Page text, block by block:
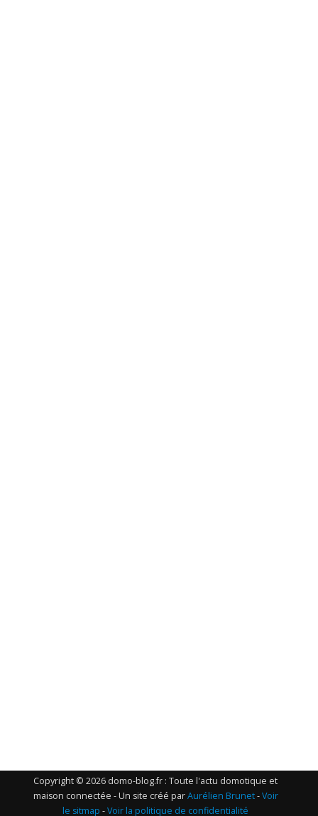
Copyright © 2026 domo-blog.fr : Toute l'actu domotique et
maison connectée - Un site créé parAurélien Brunet-Voir
le sitmap -Voir la politique de confidentialité